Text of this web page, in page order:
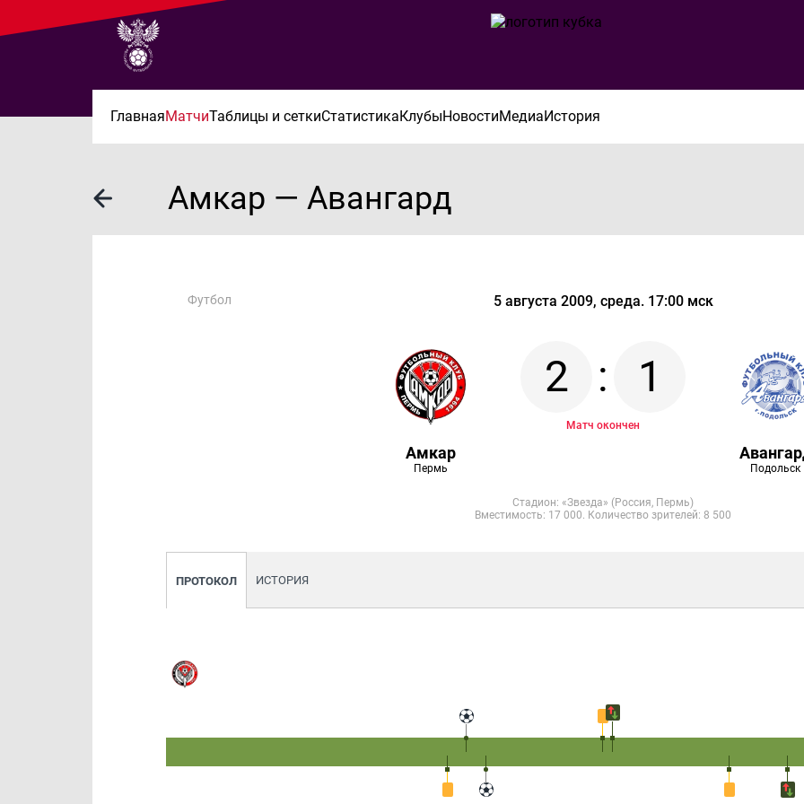
ГлавнаяМатчиТаблицы и сеткиСтатистикаКлубыНовостиМедиаИстория
Амкар — Авангард
Футбол 5 августа 2009, среда. 17:00 мск
Амкар
Пермь
2 : 1
Матч окончен
Подольск
Стадион: «Звезда» (Россия, Пермь)
Вместимость: 17 000. Количество зрителей: 8 500
ПРОТОКОЛ ИСТОРИЯ